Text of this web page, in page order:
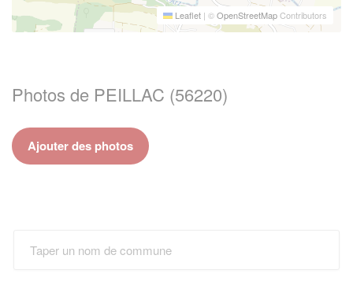
Leaflet | ©OpenStreetMapContributors
Photos de PEILLAC (56220)
Ajouter des photos